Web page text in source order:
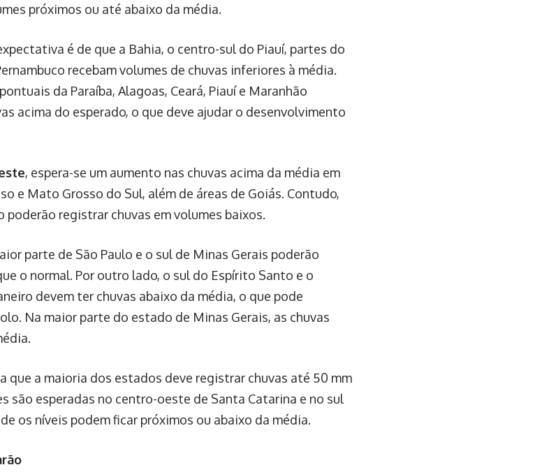
próximos ou até abaixo da média.
é de que a Bahia, o centro-sul do Piauí, partes do
recebam volumes de chuvas inferiores à média.
da Paraíba, Alagoas, Ceará, Piauí e Maranhão
acima do esperado, o que deve ajudar o desenvolvimento
, espera-se um aumento nas chuvas acima da média em
e Mato Grosso do Sul, além de áreas de Goiás. Contudo,
poderão registrar chuvas em volumes baixos.
parte de São Paulo e o sul de Minas Gerais poderão
o normal. Por outro lado, o sul do Espírito Santo e o
devem ter chuvas abaixo da média, o que pode
Na maior parte do estado de Minas Gerais, as chuvas
que a maioria dos estados deve registrar chuvas até 50 mm
são esperadas no centro-oeste de Santa Catarina e no sul
os níveis podem ficar próximos ou abaixo da média.